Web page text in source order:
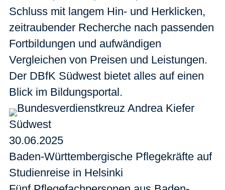
Schluss mit langem Hin- und Herklicken,
zeitraubender Recherche nach passenden
Fortbildungen und aufwändigen
Vergleichen von Preisen und Leistungen.
Der DBfK Südwest bietet alles auf einen
Blick im Bildungsportal.
Südwest
30.06.2025
Baden-Württembergische Pflegekräfte auf
Studienreise in Helsinki